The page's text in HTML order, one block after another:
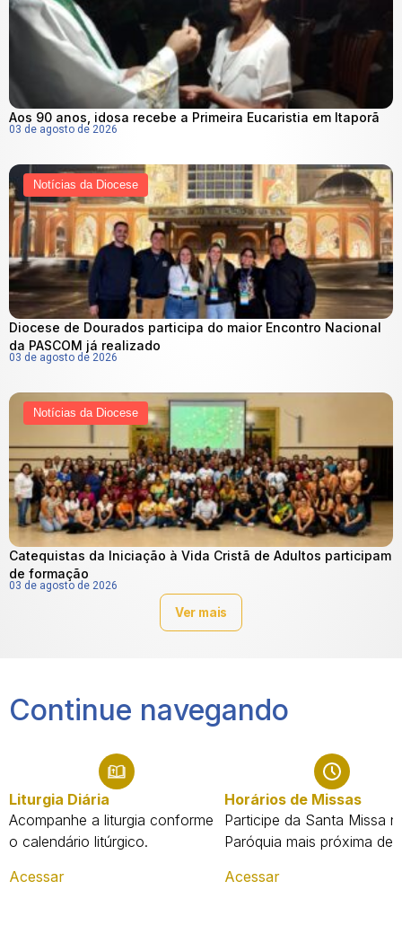
Aos 90 anos, idosa recebe a Primeira Eucaristia em Itaporã
03 de agosto de 2026
Notícias da Diocese
Diocese de Dourados participa do maior Encontro Nacional
da PASCOM já realizado
03 de agosto de 2026
Notícias da Diocese
Catequistas da Iniciação à Vida Cristã de Adultos participam
de formação
03 de agosto de 2026
Ver mais
Continue navegando
Liturgia Diária
Acompanhe a liturgia conforme
o calendário litúrgico.
Acessar
Horários de Missas
Participe da Santa Missa
Paróquia mais próxima de
Acessar